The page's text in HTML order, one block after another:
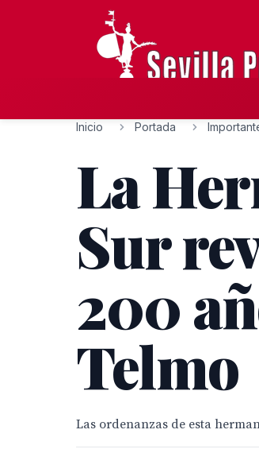
Inicio Portada
La
Sur
200
Telmo
Las ordenanzas de esta